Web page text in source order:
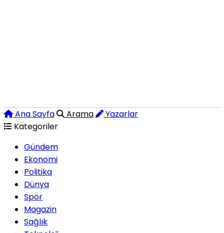
Ana Sayfa Arama
Yazarlar
Kategoriler
Gündem
Ekonomi
Politika
Dünya
Spor
Magazin
Sağlık